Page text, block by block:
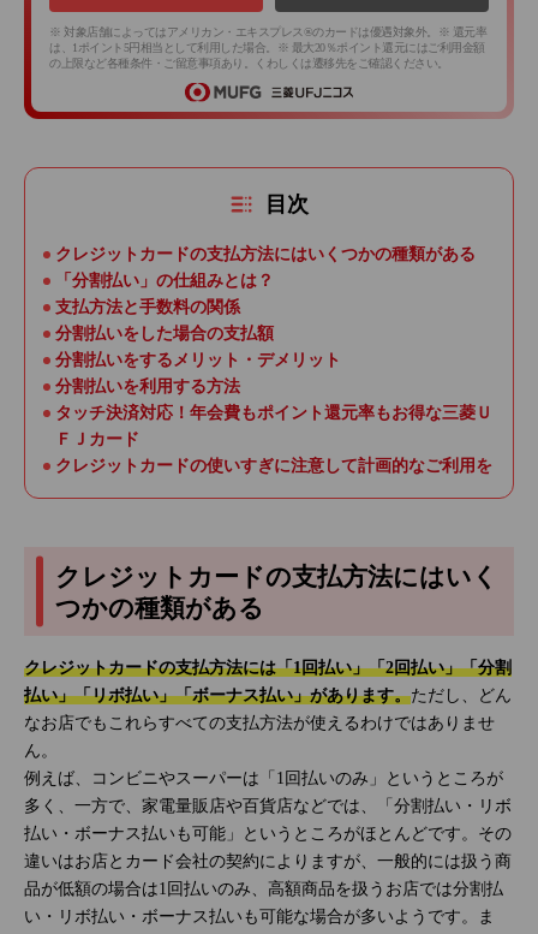
※ 対象店舗によってはアメリカン・エキスプレス®のカードは優遇対象外。※ 還元率
は、1ポイント5円相当として利用した場合。※ 最大20％ポイント還元にはご利用金額
の上限など各種条件・ご留意事項あり。くわしくは遷移先をご確認ください。
目次
クレジットカードの支払方法にはいくつかの種類がある
「分割払い」の仕組みとは？
支払方法と手数料の関係
分割払いをした場合の支払額
分割払いをするメリット・デメリット
分割払いを利用する方法
タッチ決済対応！年会費もポイント還元率もお得な三菱Ｕ
ＦＪカード
クレジットカードの使いすぎに注意して計画的なご利用を
クレジットカードの支払方法にはいく
つかの種類がある
クレジットカードの支払方法には「1回払い」「2回払い」「分割
払い」「リボ払い」「ボーナス払い」があります。ただし、どん
なお店でもこれらすべての支払方法が使えるわけではありませ
ん。
例えば、コンビニやスーパーは「1回払いのみ」というところが
多く、一方で、家電量販店や百貨店などでは、「分割払い・リボ
払い・ボーナス払いも可能」というところがほとんどです。その
違いはお店とカード会社の契約によりますが、一般的には扱う商
品が低額の場合は1回払いのみ、高額商品を扱うお店では分割払
い・リボ払い・ボーナス払いも可能な場合が多いようです。ま